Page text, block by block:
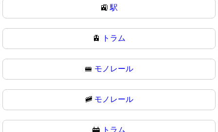
🚉駅
🚊 トラム
🚝 モノレール
🚞 モノレール
🚋 トラム